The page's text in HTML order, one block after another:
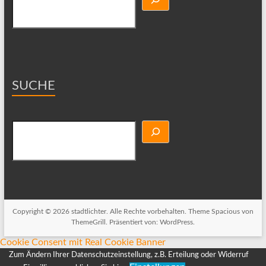
SUCHE
Copyright © 2026 stadtlichter. Alle Rechte vorbehalten. Theme Spaciousvon
ThemeGrill. Präsentiert von: WordPress.
Cookie Consent mit Real Cookie Banner
Zum Ändern Ihrer Datenschutzeinstellung, z.B. Erteilung oder Widerruf